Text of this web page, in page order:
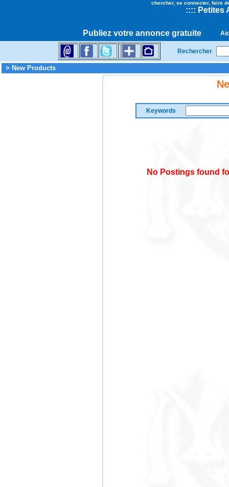
chercher, se connecter, faire
:::: Petites
Publiez votre annonce gratuite
Rechercher
> New Products
Keywords
No Postings found